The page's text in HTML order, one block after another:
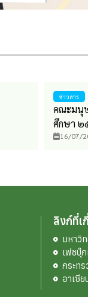
ข่าวสาร
คณะมนุ
ศึกษา
16/07/
ลิงก์ที่เ
มหาวิ
เฟซบุ๊
กระทร
อาเซีย